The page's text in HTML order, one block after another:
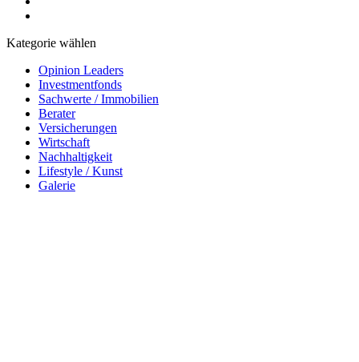
Kategorie wählen
Opinion Leaders
Investmentfonds
Sachwerte / Immobilien
Berater
Versicherungen
Wirtschaft
Nachhaltigkeit
Lifestyle / Kunst
Galerie